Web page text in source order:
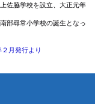
佐脇学校を設立、大正元年
部尋常小学校の誕生となっ
月発行より